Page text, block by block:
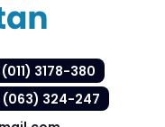
(011) 3178-380
(063) 324-247